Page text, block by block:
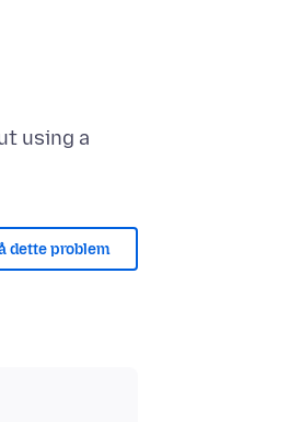
using a
dette problem